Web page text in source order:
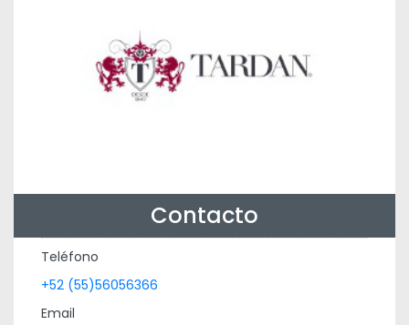
Contacto
Teléfono
+52 (55)56056366
Email